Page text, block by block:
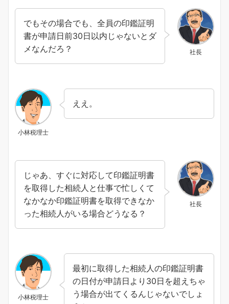
社長
でもその場合でも、全員の印鑑証明
書が申請日前30日以内じゃないとダ
メなんだろ？
小林税理士
ええ。
社長
じゃあ、すぐに対応して印鑑証明書
を取得した相続人と仕事で忙しくて
なかなか印鑑証明書を取得できなか
った相続人がいる場合どうなる？
小林税理士
最初に取得した相続人の印鑑証明書
の日付が申請日より30日を超えちゃ
う場合が出てくるんじゃないでしょ